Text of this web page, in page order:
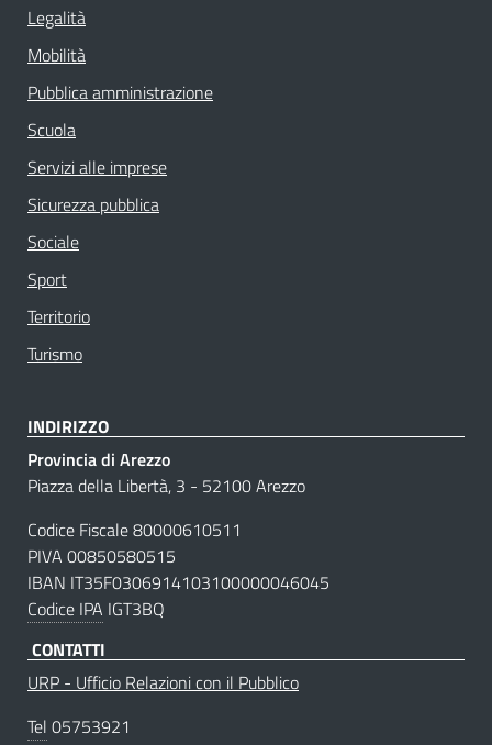
Legalità
Mobilità
Pubblica amministrazione
Scuola
Servizi alle imprese
Sicurezza pubblica
Sociale
Sport
Territorio
Turismo
INDIRIZZO
Provincia di Arezzo
Piazza della Libertà, 3 - 52100 Arezzo
Codice Fiscale 80000610511
PIVA 00850580515
IBAN IT35F0306914103100000046045
Codice IPA IGT3BQ
CONTATTI
URP - Ufficio Relazioni con il Pubblico
Tel 05753921